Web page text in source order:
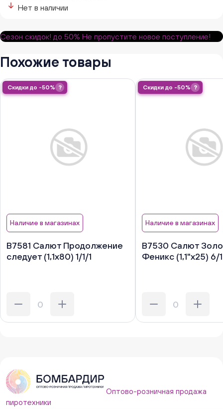
Нет в наличии
Сезон скидок! до 50% Не пропустите новое поступление!
Похожие товары
Скидки до -50% ?
Наличие в магазинах
В7581 Салют Продолжение
следует (1,1х80) 1/1/1
Скидки до -50% ?
Наличие в магазинах
В7530 Салют
Феникс (1,1"х25) 6/1
Оптово-розничная продажа
пиротехники